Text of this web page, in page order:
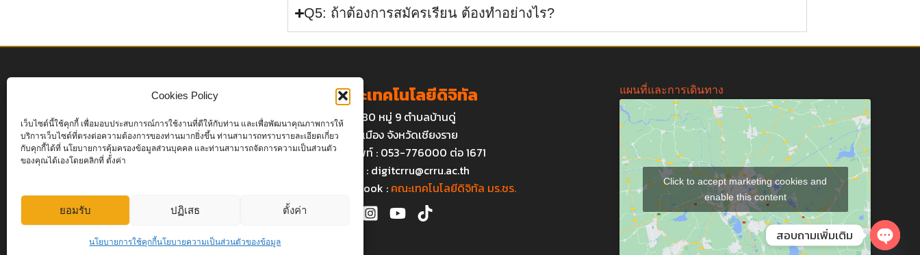
Cookies Policy
เว็บไซต์นี้ใช้คุกกี้ เพื่อมอบประสบการณ์การใช้งานที่ดีให้กับท่าน และเพื่อพัฒนาคุณภาพการให้
บริการเว็บไซต์ที่ตรงต่อความต้องการของท่านมากยิ่งขึ้น ท่านสามารถทราบรายละเอียดเกี่ยว
กับคุกกี้ได้ที่ นโยบายการคุ้มครองข้อมูลส่วนบุคคล และท่านสามารถจัดการความเป็นส่วนตัว
ของคุณได้เองโดยคลิกที่ ตั้งค่า
ยอมรับ ปฏิเสธ ตั้งค่า
นโยบายการใช้คุกกี้นโยบายความเป็นส่วนตัวของข้อมูล
Q5: ถ้าต้องการสมัครเรียน ต้องทำอย่างไร?
Today
คณะเทคโนโลยีดิจิทัล
เลขที่ 80 หมู่ 9 ตำบลบ้านดู่
อำเภอเมือง จังหวัดเชียงราย
โทรศัพท์ : 053-776000 ต่อ 1671
Email : digitcrru@crru.ac.th
Facebook : คณะเทคโนโลยีดิจิทัล มร.ชร.
แผนที่และการเดินทาง
Click to accept marketing cookies and
enable this content
สอบถามเพิ่มเติม